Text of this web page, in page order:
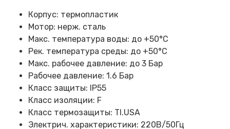
Корпус: термопластик
Мотор: нерж. сталь
Макс. температура воды: до +50°C
Рек. температура среды: до +50°C
Макс. рабочее давление: до 3 Бар
Рабочее давление: 1.6 Бар
Класс защиты: IP55
Класс изоляции: F
Класс термозащиты: TI.USA
Электрич. характеристики: 220B/50Гц